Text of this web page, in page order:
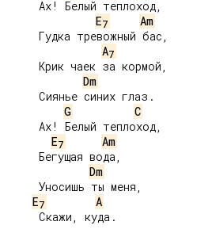
E7
Am
A7
Dm
G
C
E7
Am
Dm
E7
A